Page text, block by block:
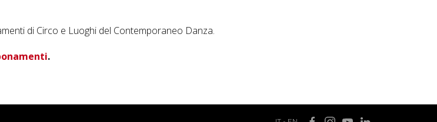
di Circo e Luoghi del Contemporaneo Danza.
.